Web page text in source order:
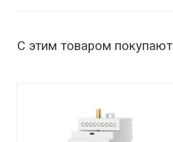
С этим товаром покупают